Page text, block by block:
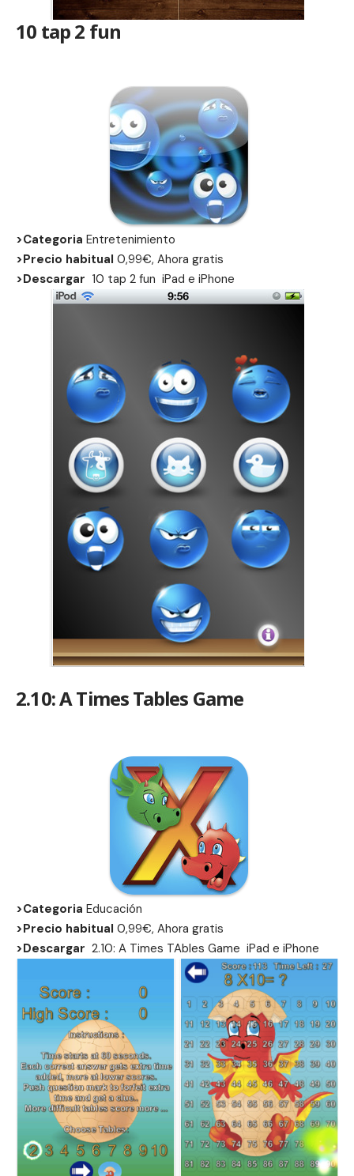
10 tap 2 fun
>Categoria Entretenimiento
>Precio habitual 0,99€, Ahora gratis
>Descargar 10 tap 2 fun iPad e iPhone
2.10: A Times Tables Game
>Categoria Educación
>Precio habitual 0,99€, Ahora gratis
>Descargar 2.10: A Times TAbles Game iPad e iPhone